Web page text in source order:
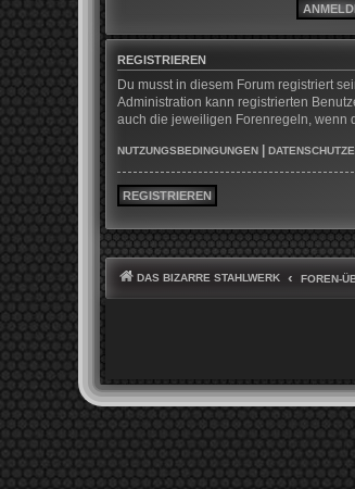
REGISTRIEREN
Du musst in diesem Forum registriert
Administration kann registrierten
auch die jeweiligen Forenregeln, wenn
NUTZUNGSBEDINGUNGEN
REGISTRIEREN
DAS BIZARRE STAHLWERK FOREN-